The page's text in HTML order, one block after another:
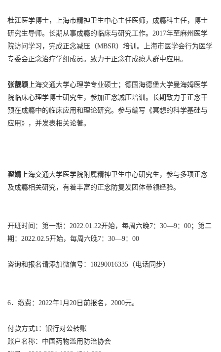
杜江 医学博士，上海市精神卫生中心主任医师，成瘾科主任，博士
研究生导师。长期从事成瘾的临床与研究工作。2017年至麻州医学
院访问学习，完成正念减压（MBSR）培训。上海市医学会行为医学
专委会正念治疗学组成员。致力于正念在成瘾人群中应用。
张靓颖 上海交通大学心理学专业硕士；德国海德堡大学曼海姆医学
院临床心理学博士研究生，参加正念减压培训。长期致力于正念干
预在成瘾中的临床应用和理论研究。参与编写《冥想的科学基础与
应用》，并发表相关论著。
翟婧 上海交通大学医学院附属精神卫生中心研究生，参与多项正念
及成瘾相关研究，有着丰富的正念防复发团体带领经验。
开班时间：第一期：2022.01.22开始，每周六晚7：30—9：00；第二
期：2022.02.5开始，每周六晚7：30—9：00
咨询和报名请添加微信号：18290016335（电话同步）
6．缴费：2022年1月20日前报名，2000元。
付款方式1：银行对公转账
账户名称：中国药物滥用防治协会